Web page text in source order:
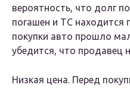
вероятность, что долг
погашен и ТС находится
покупки авто прошло
убедится, что продавец
Низкая цена. Перед